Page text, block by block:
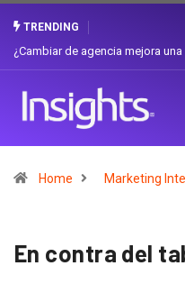
TRENDING
Gabriela Herrera y el arte de
Home Marketing
En contra del